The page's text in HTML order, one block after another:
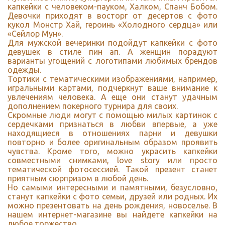
капкейки с человеком-пауком, Халком, Спанч Бобом.
Девочки приходят в восторг от десертов с фото
кукол Монстр Хай, героинь «Холодного сердца» или
«Сейлор Мун».
Для мужской вечеринки подойдут капкейки с фото
девушек в стиле пин ап. А женщин порадуют
варианты угощений с логотипами любимых брендов
одежды.
Тортики с тематическими изображениями, например,
игральными картами, подчеркнут ваше внимание к
увлечениям человека. А еще они станут удачным
дополнением покерного турнира для своих.
Скромные люди могут с помощью милых картинок с
сердечками признаться в любви впервые, а уже
находящиеся в отношениях парни и девушки
повторно и более оригинальным образом проявить
чувства. Кроме того, можно украсить капкейки
совместными снимками, love story или просто
тематической фотосессией. Такой презент станет
приятным сюрпризом в любой день.
Но самыми интересными и памятными, безусловно,
станут капкейки с фото семьи, друзей или родных. Их
можно презентовать на день рождения, новоселье. В
нашем интернет-магазине вы найдете капкейки на